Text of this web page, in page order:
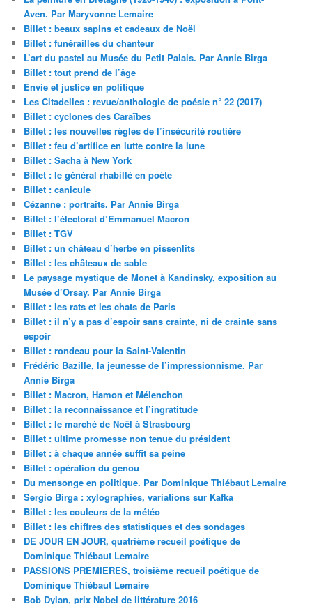
Aven. Par Maryvonne Lemaire
Billet : beaux sapins et cadeaux de Noël
Billet : funérailles du chanteur
L’art du pastel au Musée du Petit Palais. Par Annie Birga
Billet : tout prend de l’âge
Envie et justice en politique
Les Citadelles : revue/anthologie de poésie n° 22 (2017)
Billet : cyclones des Caraïbes
Billet : les nouvelles règles de l’insécurité routière
Billet : feu d’artifice en lutte contre la lune
Billet : Sacha à New York
Billet : le général rhabillé en poète
Billet : canicule
Cézanne : portraits. Par Annie Birga
Billet : l’électorat d’Emmanuel Macron
Billet : TGV
Billet : un château d’herbe en pissenlits
Billet : les châteaux de sable
Le paysage mystique de Monet à Kandinsky, exposition au
Musée d’Orsay. Par Annie Birga
Billet : les rats et les chats de Paris
Billet : il n’y a pas d’espoir sans crainte, ni de crainte sans
espoir
Billet : rondeau pour la Saint-Valentin
Frédéric Bazille, la jeunesse de l’impressionnisme. Par
Annie Birga
Billet : Macron, Hamon et Mélenchon
Billet : la reconnaissance et l’ingratitude
Billet : le marché de Noël à Strasbourg
Billet : ultime promesse non tenue du président
Billet : à chaque année suffit sa peine
Billet : opération du genou
Du mensonge en politique. Par Dominique Thiébaut Lemaire
Sergio Birga : xylographies, variations sur Kafka
Billet : les couleurs de la météo
Billet : les chiffres des statistiques et des sondages
DE JOUR EN JOUR, quatrième recueil poétique de
Dominique Thiébaut Lemaire
PASSIONS PREMIERES, troisième recueil poétique de
Dominique Thiébaut Lemaire
Bob Dylan, prix Nobel de littérature 2016